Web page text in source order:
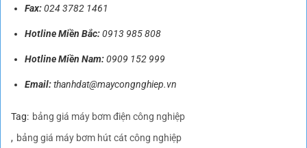
Fax:024 3782 1461
Hotline Miền Bắc:0913 985 808
Hotline Miền Nam:0909 152 999
Email:thanhdat@maycongnghiep.vn
Tag: bảng giá máy bơm điện công nghiệp
bảng giá máy bơm hút cát công nghiệp